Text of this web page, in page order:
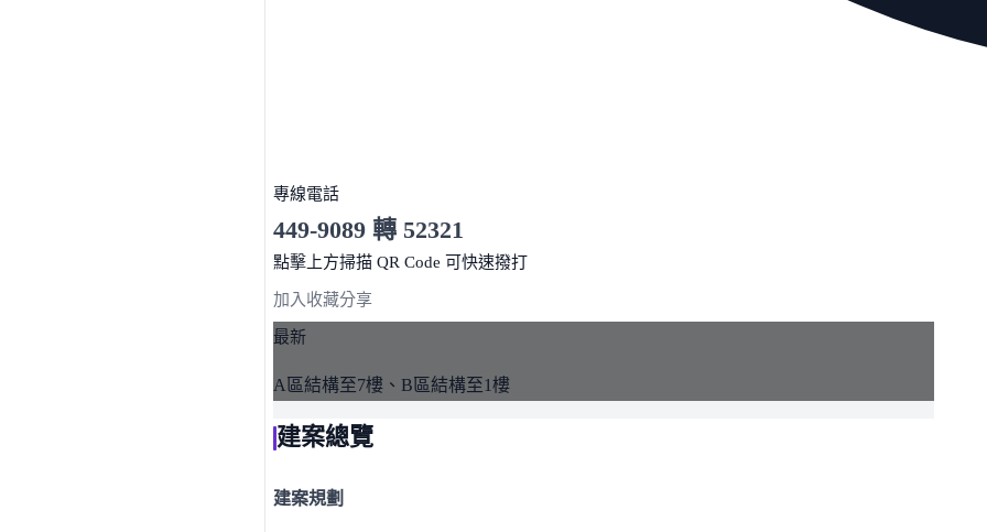
專線電話
449-9089 轉 52321
服務時間 10:00～19:00
加入收藏分享
最新
A區結構至7樓、B區結構至1樓
建案總覽
建案規劃